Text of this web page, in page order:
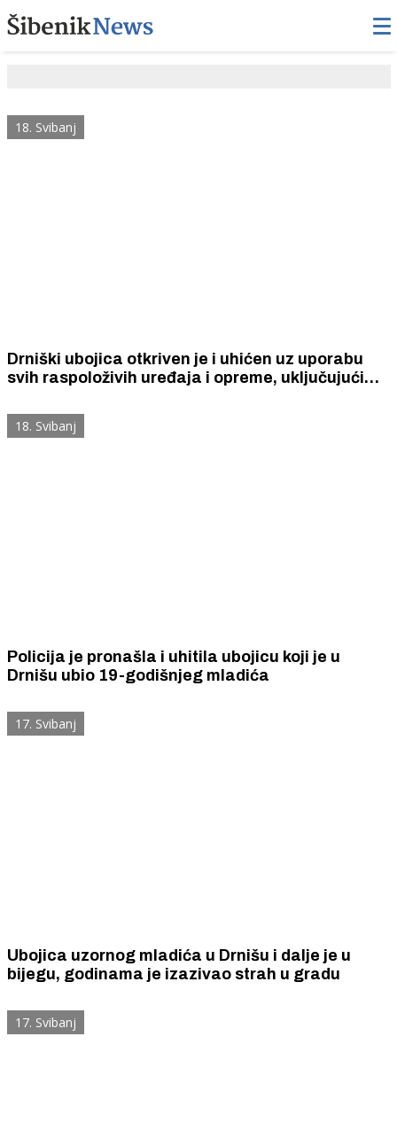
18. Svibanj
Drniški ubojica otkriven je i uhićen uz uporabu
svih raspoloživih uređaja i opreme, uključujući
vatrenim oružjem i nožem.
18. Svibanj
Policija je pronašla i uhitila ubojicu koji je u
Drnišu ubio 19-godišnjeg mladića
17. Svibanj
Ubojica uzornog mladića u Drnišu i dalje je u
bijegu, godinama je izazivao strah u gradu
17. Svibanj